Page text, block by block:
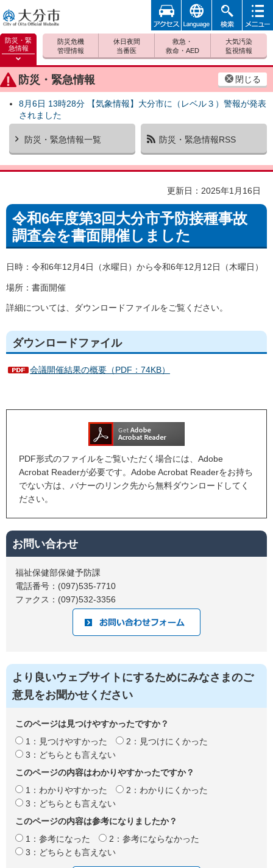
大分市
防災・緊
急情報
防災緊
急情報
を開く
防災・緊急情報 閉じる
8月6日 13時28分 【気象情報】大分市に（レベル３）警報が発表
されました
防災・緊急情報一覧 防災・緊急情報RSS
防災危機
管理情報
休日夜間
当番医
救急・
救命・AED
大気汚染
監視情報
アクセ
ス
foreign 検索
メニュ
更新日：2025年1月16日
令和6年度第3回大分市予防接種事故
調査会を書面開催しました
日時：令和6年12月4日（水曜日）から令和6年12月12日（木曜日）
場所：書面開催
詳細については、ダウンロードファイルをご覧ください。
ダウンロードファイル
会議開催結果の概要（PDF：74KB）
PDF形式のファイルをご覧いただく場合には、Adobe
Acrobat Readerが必要です。Adobe Acrobat Readerをお持ち
でない方は、バナーのリンク先から無料ダウンロードしてく
ださい。
お問い合わせ
福祉保健部保健予防課
電話番号：(097)535-7710
ファクス：(097)532-3356
より良いウェブサイトにするためにみなさまのご
意見をお聞かせください
このページは見つけやすかったですか？
1：見つけやすかった
2：見つけにくかった
3：どちらとも言えない
このページの内容はわかりやすかったですか？
1：わかりやすかった
2：わかりにくかった
3：どちらとも言えない
このページの内容は参考になりましたか？
1：参考になった
2：参考にならなかった
3：どちらとも言えない